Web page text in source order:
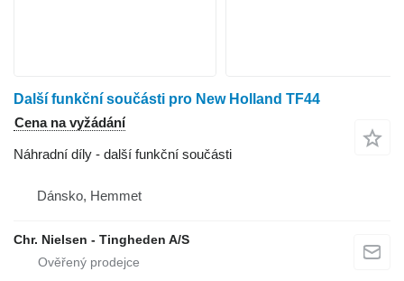
Další funkční součásti pro New Holland TF44
Cena na vyžádání
Náhradní díly - další funkční součásti
Dánsko, Hemmet
Chr. Nielsen - Tingheden A/S